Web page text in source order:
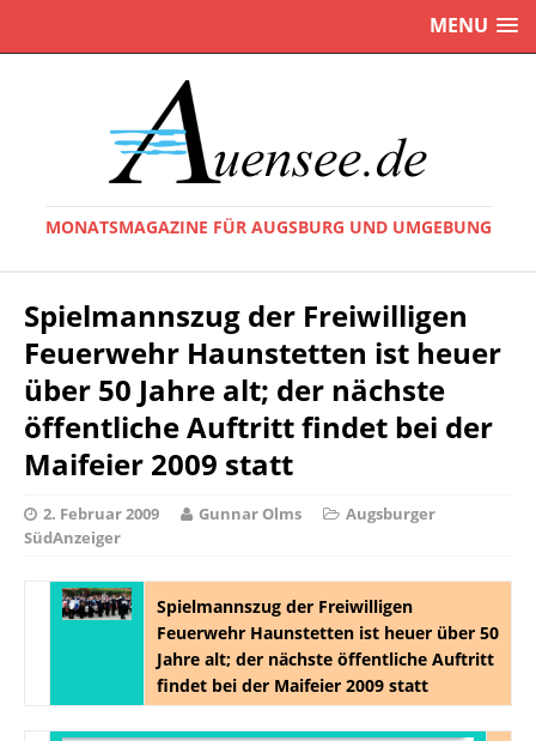
MENU
MONATSMAGAZINE FÜR AUGSBURG UND UMGEBUNG
Spielmannszug der Freiwilligen
Feuerwehr Haunstetten ist heuer
über 50 Jahre alt; der nächste
öffentliche Auftritt findet bei der
Maifeier 2009 statt
2. Februar 2009 Gunnar Olms
Augsburger
SüdAnzeiger
Spielmannszug der Freiwilligen
Feuerwehr Haunstetten ist heuer über 50
Jahre alt; der nächste öffentliche Auftritt
findet bei der Maifeier 2009 statt